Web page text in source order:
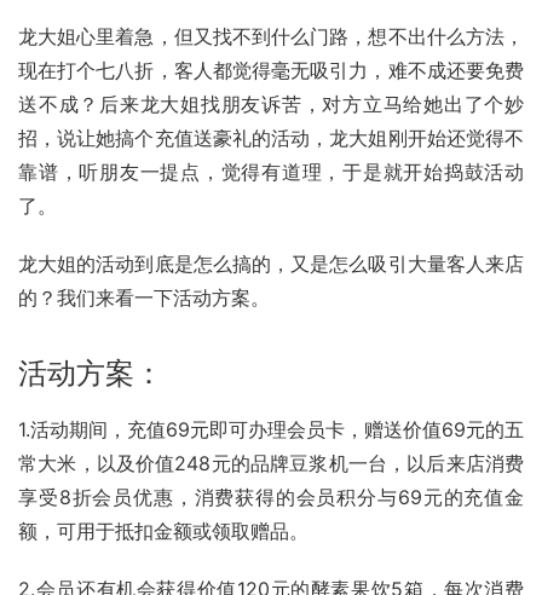
龙大姐心里着急，但又找不到什么门路，想不出什么方法，
现在打个七八折，客人都觉得毫无吸引力，难不成还要免费
送不成？后来龙大姐找朋友诉苦，对方立马给她出了个妙
招，说让她搞个充值送豪礼的活动，龙大姐刚开始还觉得不
靠谱，听朋友一提点，觉得有道理，于是就开始捣鼓活动
了。
龙大姐的活动到底是怎么搞的，又是怎么吸引大量客人来店
的？我们来看一下活动方案。
活动方案：
1.活动期间，充值69元即可办理会员卡，赠送价值69元的五
常大米 ，以及价值248元的品牌豆浆机一台，以后来店消费
享受8折会员优惠，消费获得的会员积分与69元的充值金
额，可用于抵扣金额或领取赠品。
2.会员还有机会获得价值120元的酵素果饮5箱，每次消费